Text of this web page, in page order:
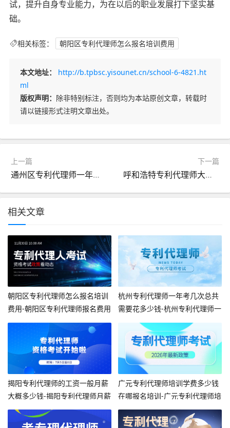
试，提升自身专业能力，为在以后的职业发展打下坚实基
础。
相关标签： 朝阳区专利代理师怎么报名培训费用
本文地址：
http://b.tpbsc.yisounet.cn/school-6-4821.ht
ml
版权声明： 除非特别标注，否则均为本站原创文章，转载时
请以链接形式注明文章出处。
上一篇
通州区专利代理师一年考几次总共需要花多少钱-通州区专利代理师一年考几次多少钱
下一篇
呼和浩特专利代理师大概多少学费好就业吗-呼和浩特专利代理师学费就业情况
相关文章
朝阳区专利代理师怎么报名培训
费用-朝阳区专利代理师报名费用
杭州专利代理师一年考几次总共
需要花多少钱-杭州专利代理师一
年考几次多少钱
揭阳专利代理师的工资一般月薪
大概多少钱-揭阳专利代理师月薪
约多少
广元专利代理师培训学费多少钱
在哪报名培训-广元专利代理师培
训学费多少钱报名